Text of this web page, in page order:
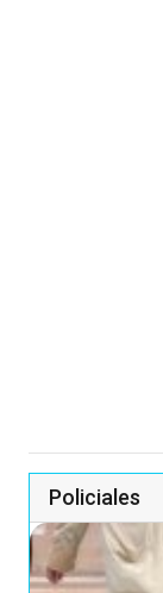
Policiales